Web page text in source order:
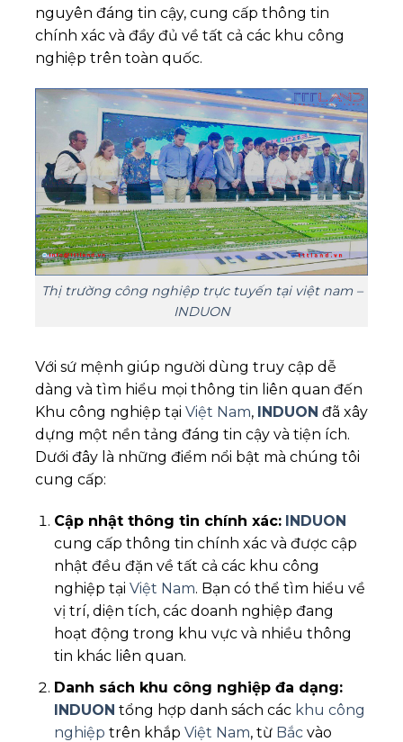
nguyên đáng tin cậy, cung cấp thông tin
chính xác và đầy đủ về tất cả các khu công
nghiệp trên toàn quốc.
Thị trường công nghiệp trực tuyến tại việt nam –
INDUON
Với sứ mệnh giúp người dùng truy cập dễ
dàng và tìm hiểu mọi thông tin liên quan đến
Khu công nghiệp tại Việt Nam, INDUON đã xây
dựng một nền tảng đáng tin cậy và tiện ích.
Dưới đây là những điểm nổi bật mà chúng tôi
cung cấp:
Cập nhật thông tin chính xác: INDUON
cung cấp thông tin chính xác và được cập
nhật đều đặn về tất cả các khu công
nghiệp tại Việt Nam. Bạn có thể tìm hiểu về
vị trí, diện tích, các doanh nghiệp đang
hoạt động trong khu vực và nhiều thông
tin khác liên quan.
Danh sách khu công nghiệp đa dạng:
INDUON tổng hợp danh sách các khu công
nghiệp trên khắp Việt Nam, từ Bắcvào